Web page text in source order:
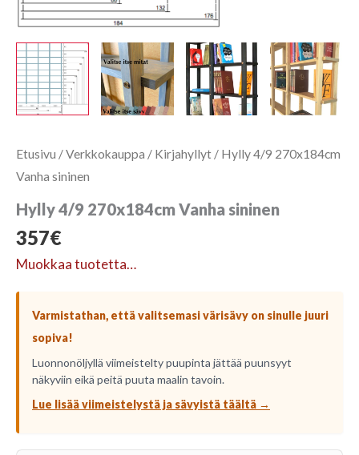
Etusivu /Verkkokauppa / Kirjahyllyt / Hylly 4/9 270x184cm
Vanha sininen
Hylly 4/9 270x184cm Vanha sininen
357€
Muokkaa tuotetta…
Varmistathan, että valitsemasi värisävy on sinulle juuri
sopiva!
Luonnonöljyllä viimeistelty puupinta jättää puunsyyt
näkyviin eikä peitä puuta maalin tavoin.
Lue lisää viimeistelystä ja sävyistä täältä →